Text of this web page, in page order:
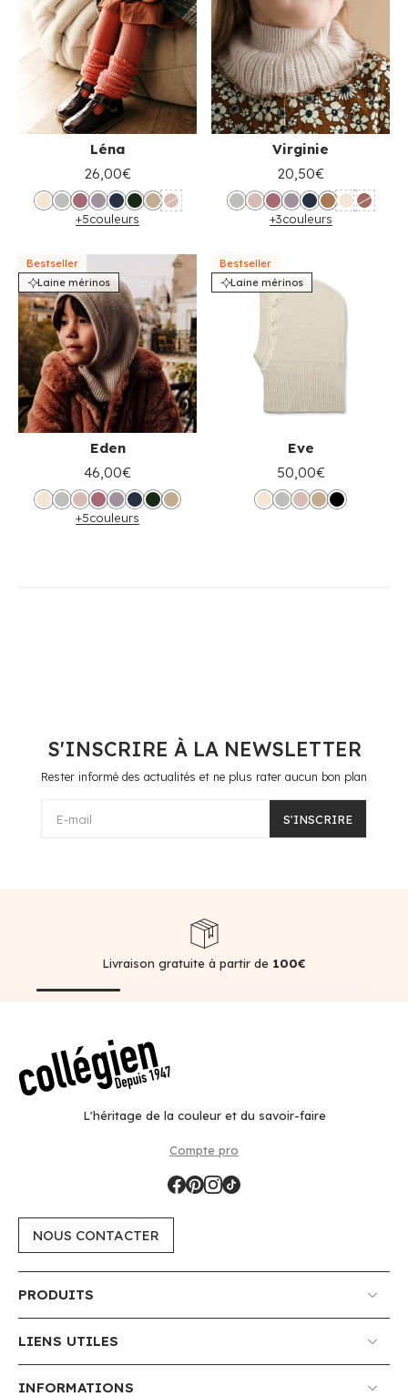
Léna
26,00€
+5couleurs
Virginie
20,50€
+3couleurs
Bestseller
Laine mérinos
Eden
46,00€
+5couleurs
Bestseller
Laine mérinos
Eve
50,00€
S'INSCRIRE À LA NEWSLETTER
Rester informé des actualités et ne plus rater aucun bon plan
E-mail S'INSCRIRE
Livraison gratuite à partir de 100€
L'héritage de la couleur et du savoir-faire
Compte pro
NOUS CONTACTER
PRODUITS
LIENS UTILES
INFORMATIONS